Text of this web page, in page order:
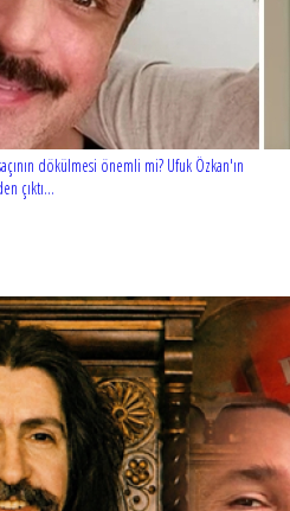
dökülmesi önemli mi? Ufuk Özkan'ın
çıktı...